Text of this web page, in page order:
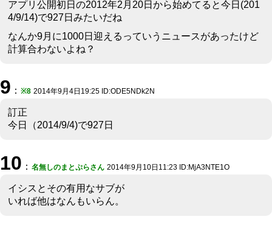
アプリ公開初日の2012年2月20日から始めてると今日(201
4/9/14)で927日みたいだね
なんか9月に1000日迎えるっていうニュースがあったけど
計算合わないよね？
9 ： ※8 2014年9月4日19:25 ID:ODE5NDk2N
訂正
今日（2014/9/4)で927日
10 ： 名無しのまとぷらさん 2014年9月10日11:23 ID:MjA3NTE1O
イシスとその有用なサブが
いれば他はなんもいらん。